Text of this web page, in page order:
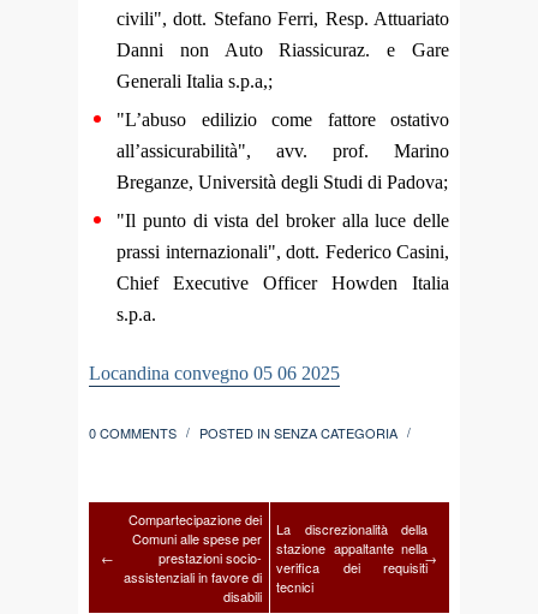
civili", dott. Stefano Ferri, Resp. Attuariato
Danni non Auto Riassicuraz. e Gare
Generali Italia s.p.a,;
"L’abuso edilizio come fattore ostativo
all’assicurabilità", avv. prof. Marino
Breganze, Università degli Studi di Padova;
"Il punto di vista del broker alla luce delle
prassi internazionali", dott. Federico Casini,
Chief Executive Officer Howden Italia
s.p.a.
Locandina convegno 05 06 2025
0 COMMENTS / POSTED IN SENZA CATEGORIA /
←
Compartecipazione dei
Comuni alle spese per
prestazioni socio-
assistenziali in favore di
disabili
La discrezionalità della
stazione appaltante nella
verifica dei requisiti
tecnici
→